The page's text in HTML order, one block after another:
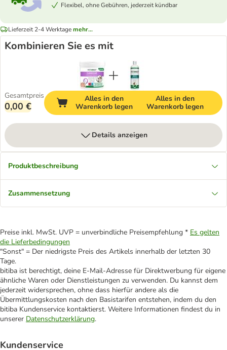
Flexibel, ohne Gebühren, jederzeit kündbar
Lieferzeit 2-4 Werktagemehr...
Kombinieren Sie es mit
Gesamtpreis
0,00 €
Alles in den
Warenkorb legen
Alles in den
Warenkorb legen
Details anzeigen
Produktbeschreibung
Zusammensetzung
Preise inkl. MwSt. UVP = unverbindliche Preisempfehlung * Es gelten
die Lieferbedingungen
"Sonst" = Der niedrigste Preis des Artikels innerhalb der letzten 30
Tage.
bitiba ist berechtigt, deine E-Mail-Adresse für Direktwerbung für eigene
ähnliche Waren oder Dienstleistungen zu verwenden. Du kannst dem
jederzeit widersprechen, ohne dass hierfür andere als die
Übermittlungskosten nach den Basistarifen entstehen, indem du den
bitiba Kundenservice kontaktierst. Weitere Informationen findest du in
unserer Datenschutzerklärung.
Kundenservice